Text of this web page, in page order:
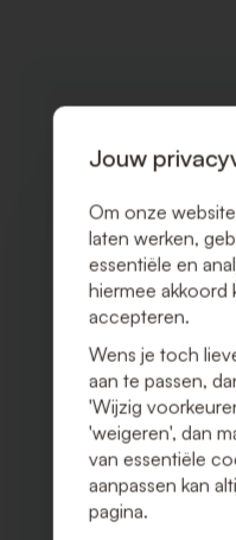
Jouw
Om onze
laten werken,
essentiële en
hiermee akkoord
accepteren.
Wens je toch
aan te passen,
'Wijzig
'weigeren', dan
van essentiële
aanpassen kan
pagina.